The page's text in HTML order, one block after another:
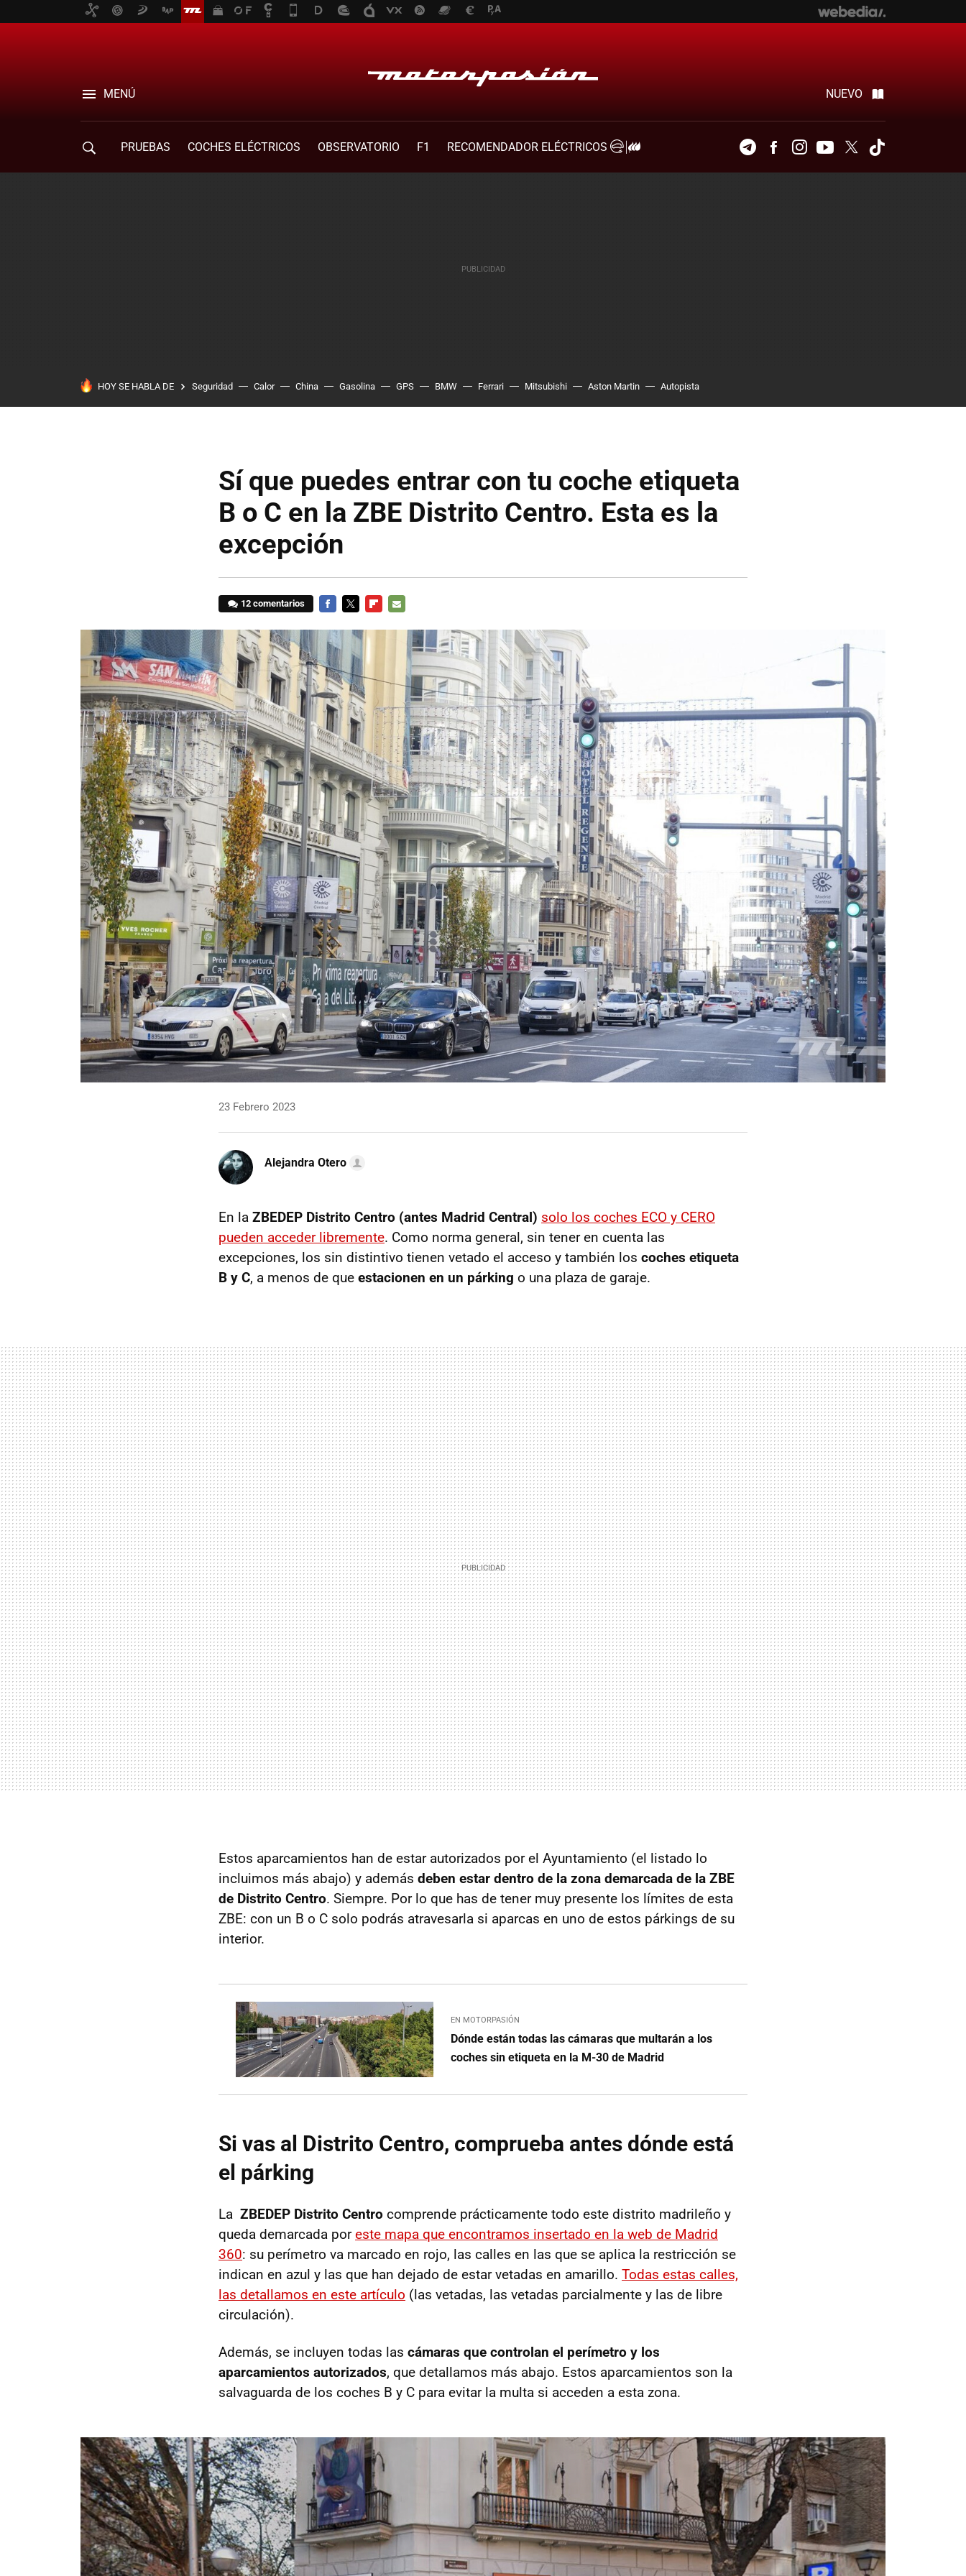
MENÚ NUEVO
PRUEBAS COCHES ELÉCTRICOS OBSERVATORIO F1
RECOMENDADOR ELÉCTRICOS
TelegramFacebookInstagramYoutubeTwitter
HOY SE HABLA DE Seguridad Calor China Gasolina GPS BMW Ferrari Mitsubishi Aston Martin Autopista
Sí que puedes entrar con tu coche etiqueta
B o C en la ZBE Distrito Centro. Esta es la
excepción
12 comentarios
MAIL
23 Febrero 2023
Alejandra Otero
En la ZBEDEP Distrito Centro (antes Madrid Central) solo los coches ECO y CERO
pueden acceder libremente. Como norma general, sin tener en cuenta las
excepciones, los sin distintivo tienen vetado el acceso y también los coches etiqueta
B y C, a menos de que estacionen en un párking o una plaza de garaje.
Estos aparcamientos han de estar autorizados por el Ayuntamiento (el listado lo
incluimos más abajo) y además deben estar dentro de la zona demarcada de la ZBE
de Distrito Centro. Siempre. Por lo que has de tener muy presente los límites de esta
ZBE: con un B o C solo podrás atravesarla si aparcas en uno de estos párkings de su
interior.
EN MOTORPASIÓN
Dónde están todas las cámaras que multarán a los
coches sin etiqueta en la M-30 de Madrid
Si vas al Distrito Centro, comprueba antes dónde está
el párking
La ZBEDEP Distrito Centro comprende prácticamente todo este distrito madrileño y
queda demarcada poreste mapa que encontramos insertado en la web de Madrid
360: su perímetro va marcado en rojo, las calles en las que se aplica la restricción se
indican en azul y las que han dejado de estar vetadas en amarillo. Todas estas calles,
las detallamos en este artículo (las vetadas, las vetadas parcialmente y las de libre
circulación).
Además, se incluyen todas las cámaras que controlan el perímetro y los
aparcamientos autorizados, que detallamos más abajo. Estos aparcamientos son la
salvaguarda de los coches B y C para evitar la multa si acceden a esta zona.